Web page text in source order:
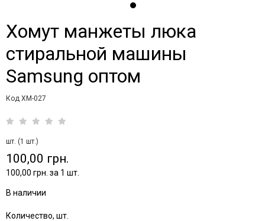
Хомут манжеты люка
стиральной машины
Samsung оптом
Код XM-027
шт. (1 шт.)
100,00 грн.
100,00 грн. за 1 шт.
В наличии
Количество, шт.